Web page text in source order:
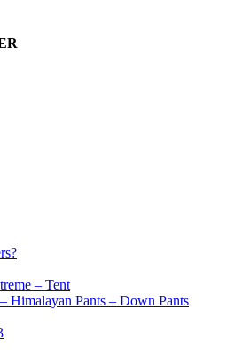
– Tent
Himalayan Pants – Down Pants